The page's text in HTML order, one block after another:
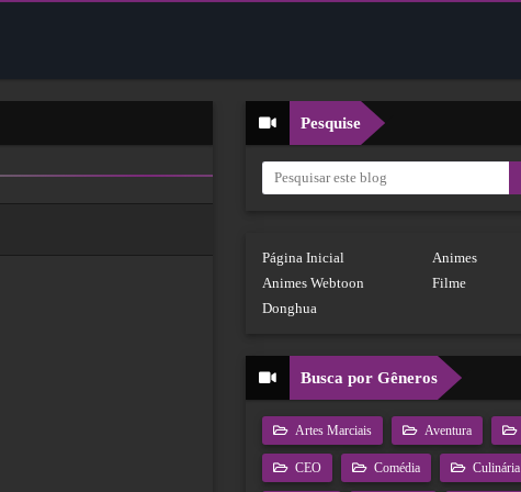
Pesquise
Página Inicial
Animes
Animes Webtoon
Filme
Donghua
Busca por Gêneros
Artes Marciais Aventura
CEO Comédia Culinária